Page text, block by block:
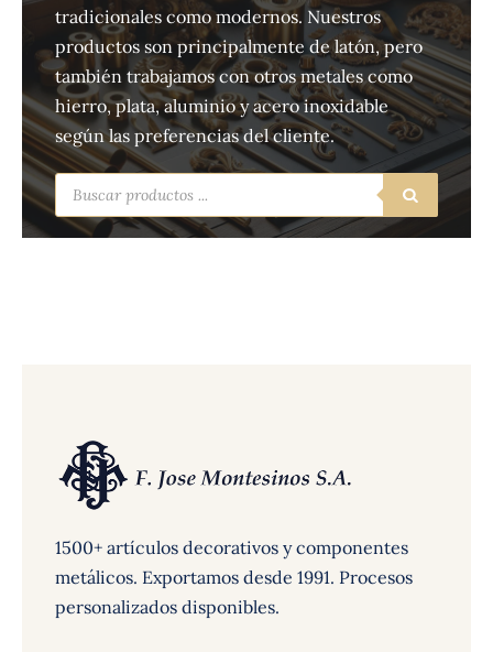
tradicionales como modernos. Nuestros
productos son principalmente de latón, pero
también trabajamos con otros metales como
hierro, plata, aluminio y acero inoxidable
según las preferencias del cliente.
Búsqueda
de
productos
1500+ artículos decorativos y componentes
metálicos. Exportamos desde 1991. Procesos
personalizados disponibles.